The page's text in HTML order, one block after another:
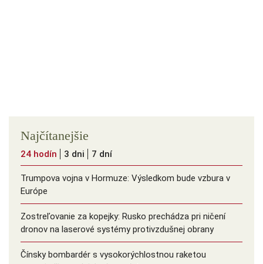
Najčítanejšie
24 hodín 3 dni 7 dní
Trumpova vojna v Hormuze: Výsledkom bude vzbura v
Európe
Zostreľovanie za kopejky: Rusko prechádza pri ničení
dronov na laserové systémy protivzdušnej obrany
Čínsky bombardér s vysokorýchlostnou raketou